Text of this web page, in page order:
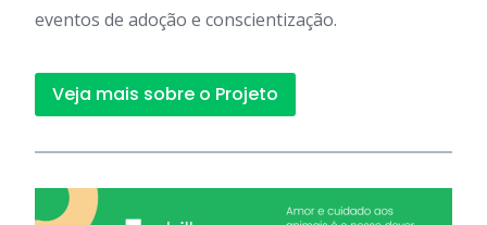
eventos de adoção e conscientização.
Veja mais sobre o Projeto